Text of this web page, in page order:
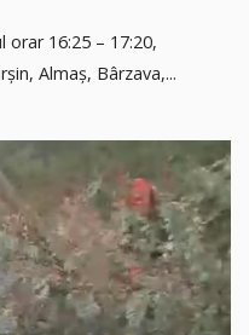
orar 16:25 – 17:20,
Almaș, Bârzava,...